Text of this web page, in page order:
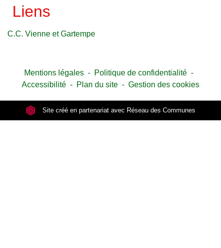
Liens
C.C. Vienne et Gartempe
Mentions légales - Politique de confidentialité -
Accessibilité - Plan du site - Gestion des cookies
Site créé en partenariat avec Réseau des Communes